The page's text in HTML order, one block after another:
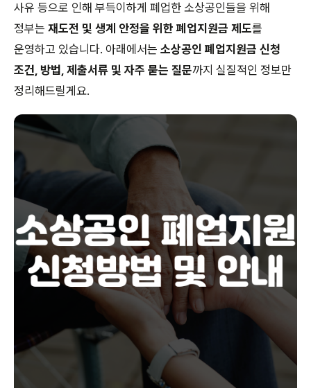
사유 등으로 인해 부득이하게 폐업한 소상공인들을 위해
정부는 재도전 및 생계 안정을 위한 폐업지원금 제도를
운영하고 있습니다. 아래에서는 소상공인 폐업지원금 신청
조건, 방법, 제출서류 및 자주 묻는 질문까지 실질적인 정보만
정리해드릴게요.